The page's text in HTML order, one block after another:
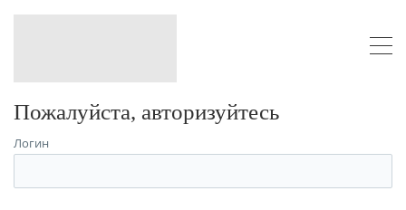
Пожалуйста, авторизуйтесь
Логин